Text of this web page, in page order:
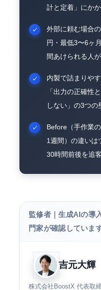
計と定着」にか
外部に頼む場合
円・最低3〜6ヶ
間あけられる人
内製で詰まりや
「出力の正確性
しない」の3つの
Before（手作業
1週間）の違いは
30時間前後を追
監修者｜生成AIの導
門家が確認していま
吉元大輝
株式会社BoostX 代表取